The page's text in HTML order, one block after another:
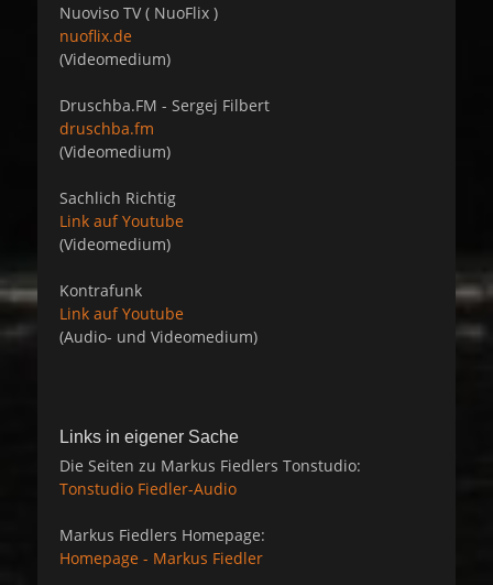
Nuoviso TV ( NuoFlix )
nuoflix.de
(Videomedium)
Druschba.FM - Sergej Filbert
druschba.fm
(Videomedium)
Sachlich Richtig
Link auf Youtube
(Videomedium)
Kontrafunk
Link auf Youtube
(Audio- und Videomedium)
Links in eigener Sache
Die Seiten zu Markus Fiedlers Tonstudio:
Tonstudio Fiedler-Audio
Markus Fiedlers Homepage:
Homepage - Markus Fiedler